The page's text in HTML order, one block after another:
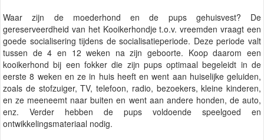
Waar zijn de moederhond en de pups gehuisvest? De
gereserveerdheid van het Kooikerhondje t.o.v. vreemden vraagt een
goede socialisering tijdens de socialisatieperiode. Deze periode valt
tussen de 4 en 12 weken na zijn geboorte. Koop daarom een
kooikerhond bij een fokker die zijn pups optimaal begeleidt in de
eerste 8 weken en ze in huis heeft en went aan huiselijke geluiden,
zoals de stofzuiger, TV, telefoon, radio, bezoekers, kleine kinderen,
en ze meeneemt naar buiten en went aan andere honden, de auto,
enz. Verder hebben de pups voldoende speelgoed en
ontwikkelingsmateriaal nodig.